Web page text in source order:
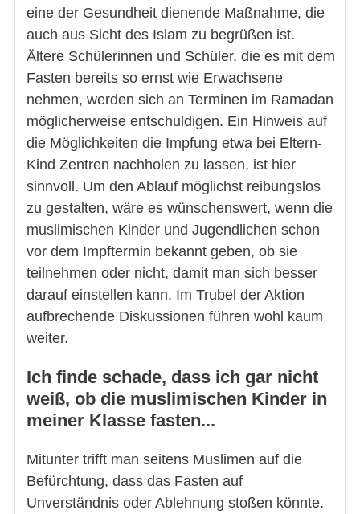
eine der Gesundheit dienende Maßnahme, die
auch aus Sicht des Islam zu begrüßen ist.
Ältere Schülerinnen und Schüler, die es mit dem
Fasten bereits so ernst wie Erwachsene
nehmen, werden sich an Terminen im Ramadan
möglicherweise entschuldigen. Ein Hinweis auf
die Möglichkeiten die Impfung etwa bei Eltern-
Kind Zentren nachholen zu lassen, ist hier
sinnvoll. Um den Ablauf möglichst reibungslos
zu gestalten, wäre es wünschenswert, wenn die
muslimischen Kinder und Jugendlichen schon
vor dem Impftermin bekannt geben, ob sie
teilnehmen oder nicht, damit man sich besser
darauf einstellen kann. Im Trubel der Aktion
aufbrechende Diskussionen führen wohl kaum
weiter.
Ich finde schade, dass ich gar nicht
weiß, ob die muslimischen Kinder in
meiner Klasse fasten...
Mitunter trifft man seitens Muslimen auf die
Befürchtung, dass das Fasten auf
Unverständnis oder Ablehnung stoßen könnte.